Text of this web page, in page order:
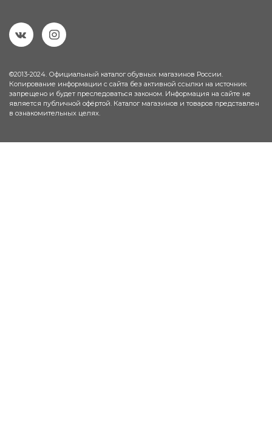
©2013-2024. Официальный каталог обувных магазинов России.
Копирование информации с сайта без активной ссылки на источник
запрещено и будет преследоваться законом. Информация на сайте не
является публичной офёртой. Каталог магазинов и товаров представлен
в ознакомительных целях.